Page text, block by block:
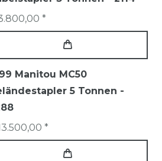
*
Manitou MC50
5 Tonnen -
*